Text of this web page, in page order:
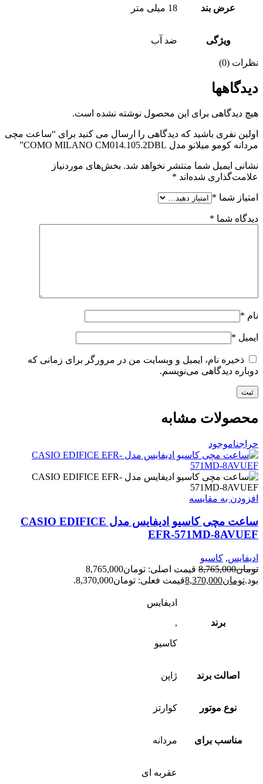
عرض بند 18 میلی متر
ویژگی ضد آب
نظرات (0)
دیدگاهها
هیچ دیدگاهی برای این محصول نوشته نشده است.
اولین نفری باشید که دیدگاهی را ارسال می کنید برای “ساعت مچی
مردانه کومو میلانو مدل COMO MILANO CM014.105.2DBL”
نشانی ایمیل شما منتشر نخواهد شد. بخش‌های موردنیاز
علامت‌گذاری شده‌اند *
امتیاز شما *
دیدگاه شما *
نام *
ایمیل *
ذخیره نام، ایمیل و وبسایت من در مرورگر برای زمانی که
دوباره دیدگاهی می‌نویسم.
محصولات مشابه
حراجناموجود
افزودن به مقایسه
ساعت مچی کاسیو ادیفایس مدل CASIO EDIFICE
EFR-571MD-8AVUEF
ادیفایس, کاسیو
تومان8,765,000
قیمت اصلی: تومان8,765,000
بود.تومان8,370,000قیمت فعلی: تومان8,370,000.
برند
ادیفایس
,
کاسیو
اصالت برند ژاپن
نوع موتور کوارتز
مناسب برای مردانه
عقربه ای